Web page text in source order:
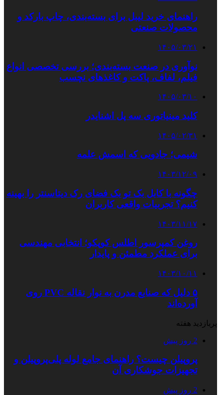
راهنمای خرید لیبل برای بسته‌بندی، چاپ بارکد و
محصولات صنعتی
۱۴۰۵/۰۳/۲۱
نوآوری در صنعت بسته‌بندی؛ بررسی تخصصی انواع
فیلم، لفاف، پاکت و کاغذهای نچسب
۱۴۰۵/۰۳/۱۰
کلید مینیاتوری سه پل اشنایدر
۱۴۰۵/۰۲/۳۱
شیمی؛ جادویی که اسمش علمه
۱۴۰۳/۱۲/۰۹
چگونه با کابل بک تو بک فضای رک دیتاسنتر را بهینه
کنیم؟ تجربیات واقعی کاربران
۱۴۰۳/۱۱/۱۷
روغن کمپرسور اطلس کوپکو؛ انتخابی مهندسی
برای عملکرد مطمئن و پایدار
۱۴۰۳/۱۰/۱۱
۵ دلیل که صنایع مدرن به نوار نقاله PVC روی
آورده‌اند
پربازدید هفته
2 روز پیش
پروپیلن چیست؟ راهنمای جامع لوله پلی‌پروپیلن و
تجهیزات جوشکاری آن
2 روز پیش